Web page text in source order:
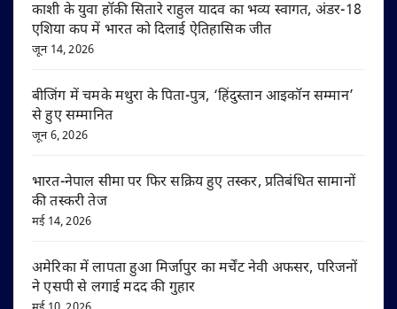
काशी के युवा हॉकी सितारे राहुल यादव का भव्य स्वागत, अंडर-18
एशिया कप में भारत को दिलाई ऐतिहासिक जीत
जून 14, 2026
बीजिंग में चमके मथुरा के पिता-पुत्र, ‘हिंदुस्तान आइकॉन सम्मान’
से हुए सम्मानित
जून 6, 2026
भारत-नेपाल सीमा पर फिर सक्रिय हुए तस्कर, प्रतिबंधित सामानों
की तस्करी तेज
मई 14, 2026
अमेरिका में लापता हुआ मिर्जापुर का मर्चेंट नेवी अफसर, परिजनों
ने एसपी से लगाई मदद की गुहार